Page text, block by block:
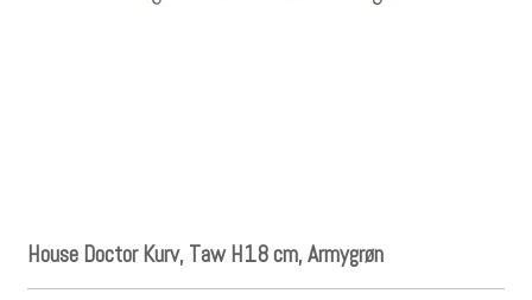
House Doctor Kurv, Taw H18 cm, Armygrøn